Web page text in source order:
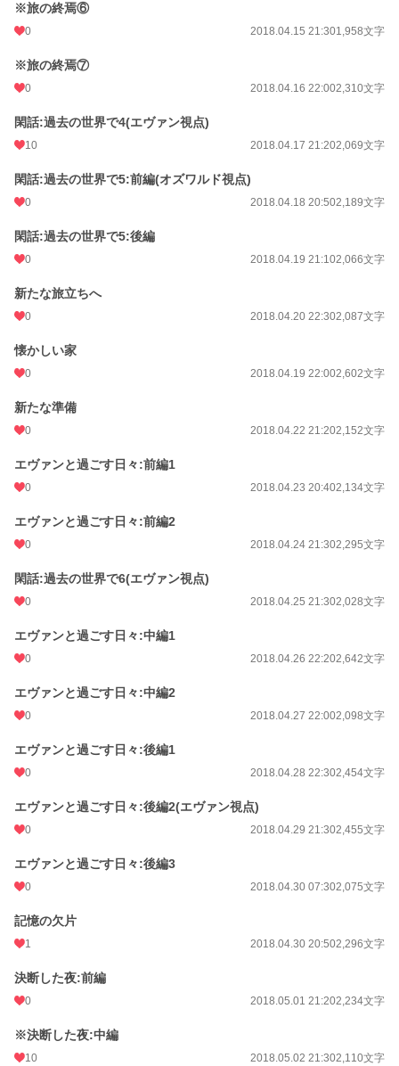
※旅の終焉⑥
0 2018.04.15 21:301,958文字
※旅の終焉⑦
0 2018.04.16 22:002,310文字
閑話:過去の世界で4(エヴァン視点)
10 2018.04.17 21:202,069文字
閑話:過去の世界で5:前編(オズワルド視点)
0 2018.04.18 20:502,189文字
閑話:過去の世界で5:後編
0 2018.04.19 21:102,066文字
新たな旅立ちへ
0 2018.04.20 22:302,087文字
懐かしい家
0 2018.04.19 22:002,602文字
新たな準備
0 2018.04.22 21:202,152文字
エヴァンと過ごす日々:前編1
0 2018.04.23 20:402,134文字
エヴァンと過ごす日々:前編2
0 2018.04.24 21:302,295文字
閑話:過去の世界で6(エヴァン視点)
0 2018.04.25 21:302,028文字
エヴァンと過ごす日々:中編1
0 2018.04.26 22:202,642文字
エヴァンと過ごす日々:中編2
0 2018.04.27 22:002,098文字
エヴァンと過ごす日々:後編1
0 2018.04.28 22:302,454文字
エヴァンと過ごす日々:後編2(エヴァン視点)
0 2018.04.29 21:302,455文字
エヴァンと過ごす日々:後編3
0 2018.04.30 07:302,075文字
記憶の欠片
1 2018.04.30 20:502,296文字
決断した夜:前編
0 2018.05.01 21:202,234文字
※決断した夜:中編
10 2018.05.02 21:302,110文字